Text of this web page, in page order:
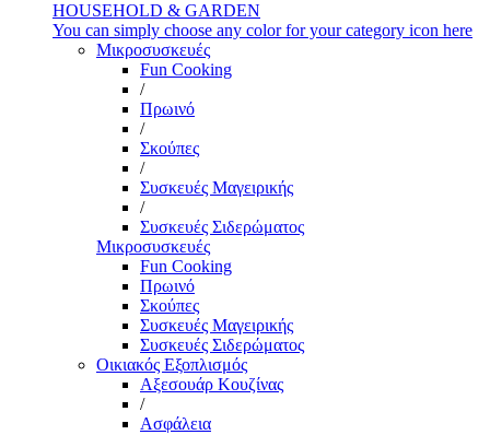
HOUSEHOLD & GARDEN
You can simply choose any color for your category icon here
Μικροσυσκευές
Fun Cooking
/
Πρωινό
/
Σκούπες
/
Συσκευές Μαγειρικής
/
Συσκευές Σιδερώματος
Μικροσυσκευές
Fun Cooking
Πρωινό
Σκούπες
Συσκευές Μαγειρικής
Συσκευές Σιδερώματος
Οικιακός Εξοπλισμός
Αξεσουάρ Κουζίνας
/
Ασφάλεια